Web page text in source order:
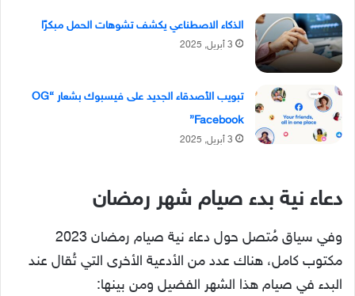
الذكاء الاصطناعي يكشف تشوهات الحمل مبكرًا
3 أبريل, 2025
تبويب الأصدقاء الجديد على فيسبوك بشعار “OG
Facebook”
3 أبريل, 2025
دعاء نية بدء صيام شهر رمضان
وفي سياق مُتصل حول دعاء نية صيام رمضان 2023
مكتوب كامل، هناك عدد من الأدعية الأخرى التي تُقال عند
البدء في صيام هذا الشهر الفضيل ومن بينها: